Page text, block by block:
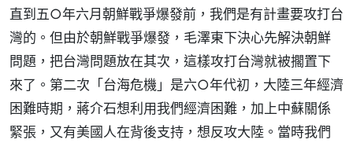
直到五○年六月朝鮮戰爭爆發前，我們是有計畫要攻打台
灣的。但由於朝鮮戰爭爆發，毛澤東下決心先解決朝鮮
問題，把台灣問題放在其次，這樣攻打台灣就被擱置下
來了。第二次「台海危機」是六○年代初，大陸三年經濟
困難時期，蔣介石想利用我們經濟困難，加上中蘇關係
緊張，又有美國人在背後支持，想反攻大陸。當時我們